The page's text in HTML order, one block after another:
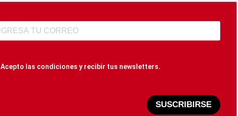
Acepto las condiciones y recibir tus newsletters.
SUSCRIBIRSE